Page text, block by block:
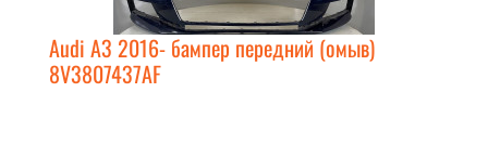
Audi A3 2016- бампер передний (омыв)
8V3807437AF